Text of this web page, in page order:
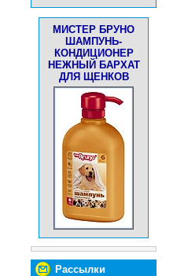
МИСТЕР БРУНО
ШАМПУНЬ-
КОНДИЦИОНЕР
НЕЖНЫЙ БАРХАТ
ДЛЯ ЩЕНКОВ
Рассылки